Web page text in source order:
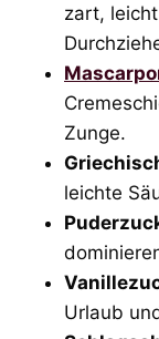
zart,
Zunge.
leichte
Urlaub